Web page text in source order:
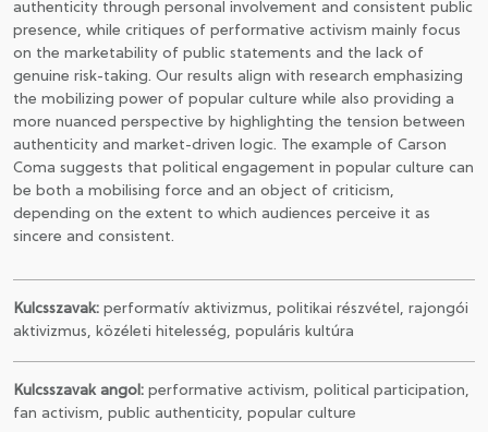
authenticity through personal involvement and consistent public
presence, while critiques of performative activism mainly focus
on the marketability of public statements and the lack of
genuine risk-taking. Our results align with research emphasizing
the mobilizing power of popular culture while also providing a
more nuanced perspective by highlighting the tension between
authenticity and market-driven logic. The example of Carson
Coma suggests that political engagement in popular culture can
be both a mobilising force and an object of criticism,
depending on the extent to which audiences perceive it as
sincere and consistent.
Kulcsszavak: performatív aktivizmus, politikai részvétel, rajongói
aktivizmus, közéleti hitelesség, populáris kultúra
Kulcsszavak angol: performative activism, political participation,
fan activism, public authenticity, popular culture